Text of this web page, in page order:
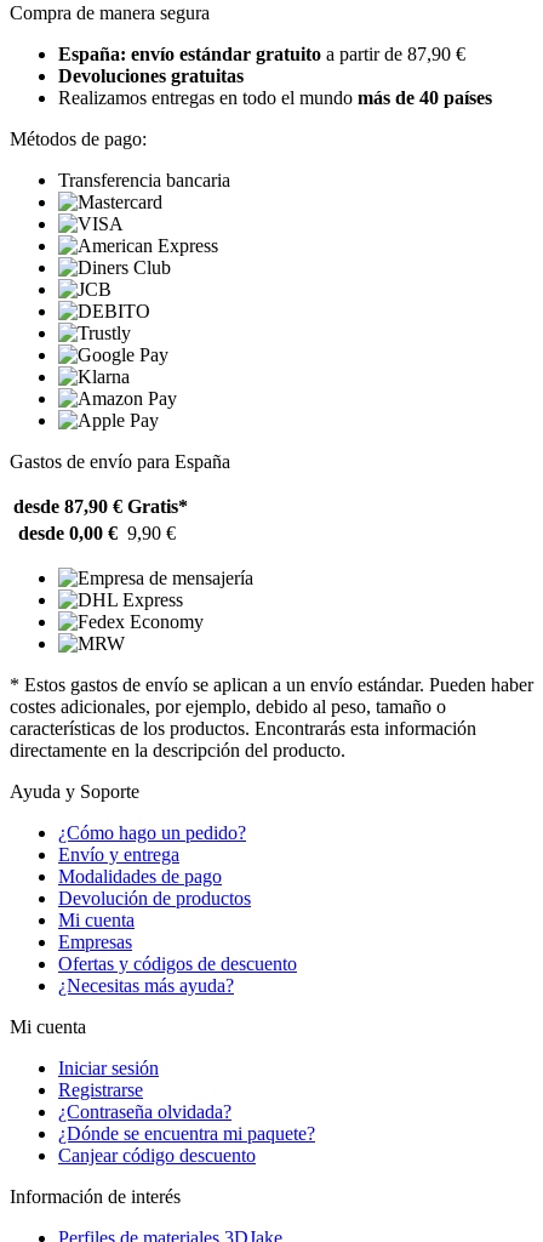
Compra de manera segura
España: envío estándar gratuito a partir de 87,90 €
Devoluciones gratuitas
Realizamos entregas en todo el mundo más de 40 países
Métodos de pago:
Transferencia bancaria
Gastos de envío para España
desde 87,90 € Gratis*
desde 0,00 € 9,90 €
* Estos gastos de envío se aplican a un envío estándar. Pueden haber
costes adicionales, por ejemplo, debido al peso, tamaño o
características de los productos. Encontrarás esta información
directamente en la descripción del producto.
Ayuda y Soporte
¿Cómo hago un pedido?
Envío y entrega
Modalidades de pago
Devolución de productos
Mi cuenta
Empresas
Ofertas y códigos de descuento
¿Necesitas más ayuda?
Mi cuenta
Iniciar sesión
Registrarse
¿Contraseña olvidada?
¿Dónde se encuentra mi paquete?
Canjear código descuento
Información de interés
Perfiles de materiales 3DJake